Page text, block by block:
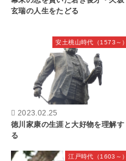
玄瑞の人生をたどる
安土桃山時代（1573～）
2023.02.25
徳川家康の生涯と大好物を理解す
る
江戸時代（1603～）